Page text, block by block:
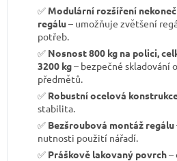
✅ Modulární rozšíření
regálu– umožňuje zvětšení
potřeb.
✅ Nosnost 800 kg na polici,
3200 kg– bezpečné skladování
předmětů.
✅ Robustní ocelová
stabilita.
✅ Bezšroubová montáž regálu
nutnosti použití nářadí.
✅ Práškově lakovaný povrch–